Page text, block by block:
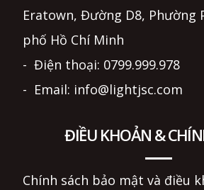
Eratown, Đường D8, Phường
phố Hồ Chí Minh
- Điện thoại: 0799.999.978
- Email: info@lightjsc.com
ĐIỀU KHOẢN &
Chính sách bảo mật và điều